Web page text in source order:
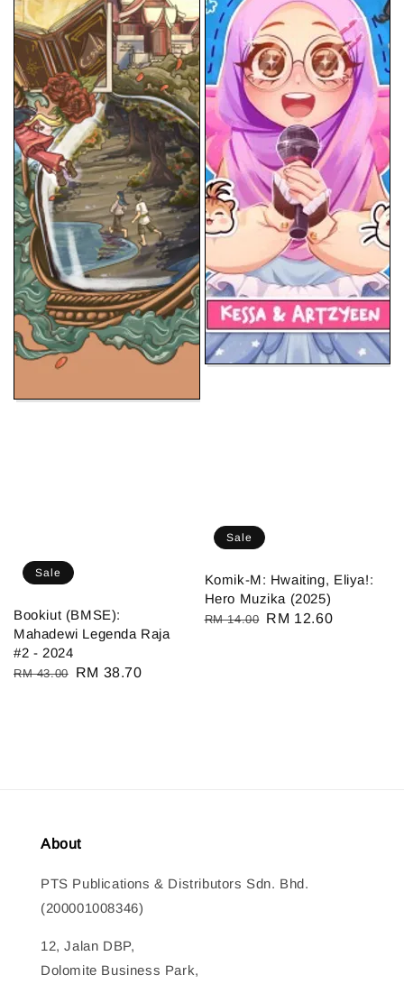
Sale
Bookiut (BMSE):
Mahadewi Legenda Raja
#2 - 2024
Regular
RM 43.00
Sale
RM 38.70
Sale
Komik-M: Hwaiting, Eliya!:
Hero Muzika (2025)
Regular
RM 14.00 Sale
RM 12.60
About
PTS Publications & Distributors Sdn. Bhd.
(200001008346)
12, Jalan DBP,
Dolomite Business Park,